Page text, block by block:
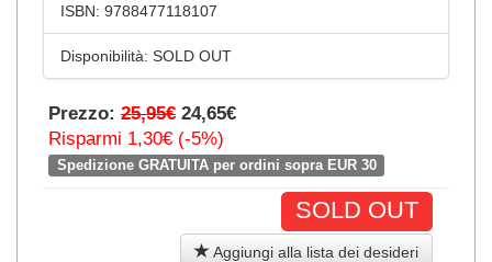
ISBN: 9788477118107
Disponibilità: SOLD OUT
Prezzo: 25,95€ 24,65€
Risparmi 1,30€ (-5%)
Spedizione GRATUITA per ordini sopra EUR 30
SOLD OUT
Aggiungi alla lista dei desideri